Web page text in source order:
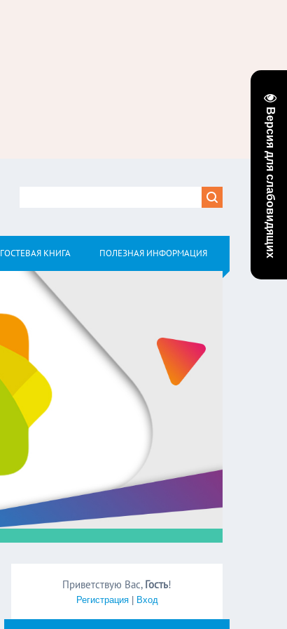
Версия для слабовидящих
ГОСТЕВАЯ КНИГА ПОЛЕЗНАЯ ИНФОРМАЦИЯ
Приветствую Вас, Гость!
Регистрация| Вход